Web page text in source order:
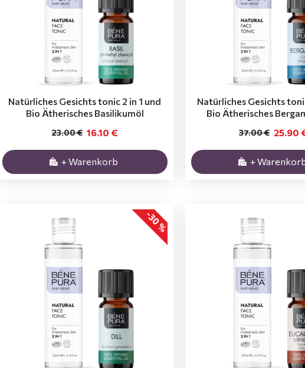
Natürliches Gesichts tonic 2 in 1 und
Bio Ätherisches Basilikumöl
16.10 €
23.00 €
+ Warenkorb
Natürliches Gesichts
Bio Ätherisches
25.90
37.00 €
+
-30 %